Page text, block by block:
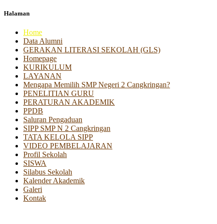
Halaman
Home
Data Alumni
GERAKAN LITERASI SEKOLAH (GLS)
Homepage
KURIKULUM
LAYANAN
Mengapa Memilih SMP Negeri 2 Cangkringan?
PENELITIAN GURU
PERATURAN AKADEMIK
PPDB
Saluran Pengaduan
SIPP SMP N 2 Cangkringan
TATA KELOLA SIPP
VIDEO PEMBELAJARAN
Profil Sekolah
SISWA
Silabus Sekolah
Kalender Akademik
Galeri
Kontak